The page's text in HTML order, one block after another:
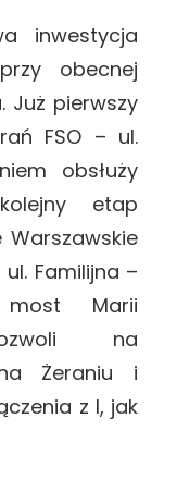
inwestycja
obecnej
Już pierwszy
FSO – ul.
obsłuży
etap
Familijna –
Marii
na
Żeraniu i
z I, jak